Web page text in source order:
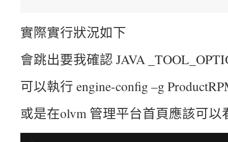
實際實行狀況如下
會跳出要我確認 JAVA
可以執行 engine-config –g
或是在olvm 管理平台首頁應該可以